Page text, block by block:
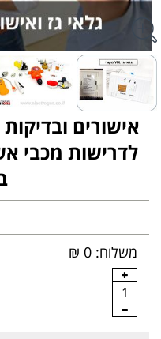
אישורים
לדרישות מכבי
משלוח: 0 ₪
1